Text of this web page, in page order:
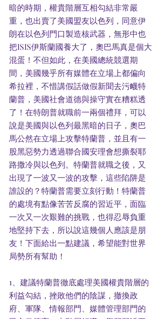
暗的時期，權貴階層互相勾結非常嚴
重，也出賣了美國盟友以色列，同意伊
朗在以色列門口製造核武器，無形中也
把ISIS伊斯蘭國養大了，奧巴馬真是個大
混蛋！不但如此，在美國總統競選期
間，美國幾乎所有媒體在立場上都偏向
希拉裡，不惜講假話做假新聞去污衊特
蘭普，美國社會道德與操守實在糟糕透
了！在特朗普就職前一兩個禮拜，可以
說是美國與以色列最黑暗的日子，奧巴
馬公然在立場上攻擊特蘭普，並且有一
股黑惡勢力透過聯合國安理會想撕裂耶
路撒冷與以色列。特蘭普就職之後，又
出現了一波又一波的攻擊，這些陷阱是
誰設的？特蘭普需要立刻行動！特蘭普
的處境有點像苦苦反腐的習近平，面臨
一次又一次艱難的挑戰，也得忍辱負重
地堅持下去，所以說這幾個人應該是朋
友！下面給出一點建議，希望能對世界
局勢所有幫助！
1、建議特蘭普徹底處理美國權貴階層的
利益勾結，挫敗他們的陰謀，撤換政
府、軍隊、情報部門、媒體管理部門的